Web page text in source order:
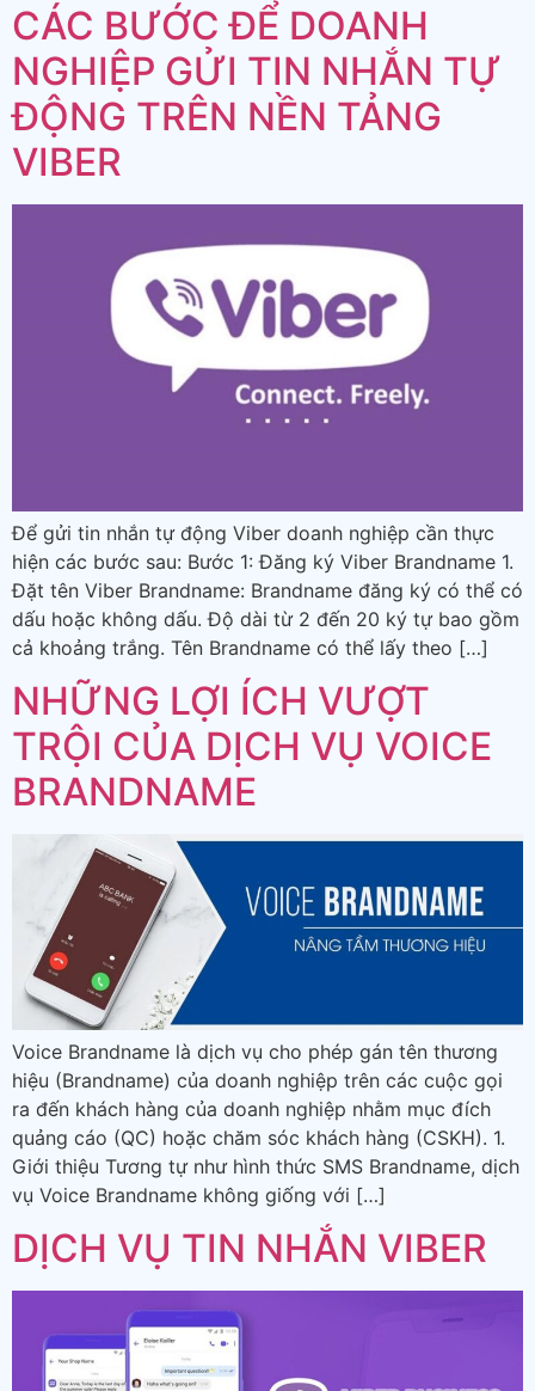
CÁC BƯỚC ĐỂ DOANH
NGHIỆP GỬI TIN NHẮN TỰ
ĐỘNG TRÊN NỀN TẢNG
VIBER
Để gửi tin nhắn tự động Viber doanh nghiệp cần thực
hiện các bước sau: Bước 1: Đăng ký Viber Brandname 1.
Đặt tên Viber Brandname: Brandname đăng ký có thể có
dấu hoặc không dấu. Độ dài từ 2 đến 20 ký tự bao gồm
cả khoảng trắng. Tên Brandname có thể lấy theo […]
NHỮNG LỢI ÍCH VƯỢT
TRỘI CỦA DỊCH VỤ VOICE
BRANDNAME
Voice Brandname là dịch vụ cho phép gán tên thương
hiệu (Brandname) của doanh nghiệp trên các cuộc gọi
ra đến khách hàng của doanh nghiệp nhằm mục đích
quảng cáo (QC) hoặc chăm sóc khách hàng (CSKH). 1.
Giới thiệu Tương tự như hình thức SMS Brandname, dịch
vụ Voice Brandname không giống với […]
DỊCH VỤ TIN NHẮN VIBER